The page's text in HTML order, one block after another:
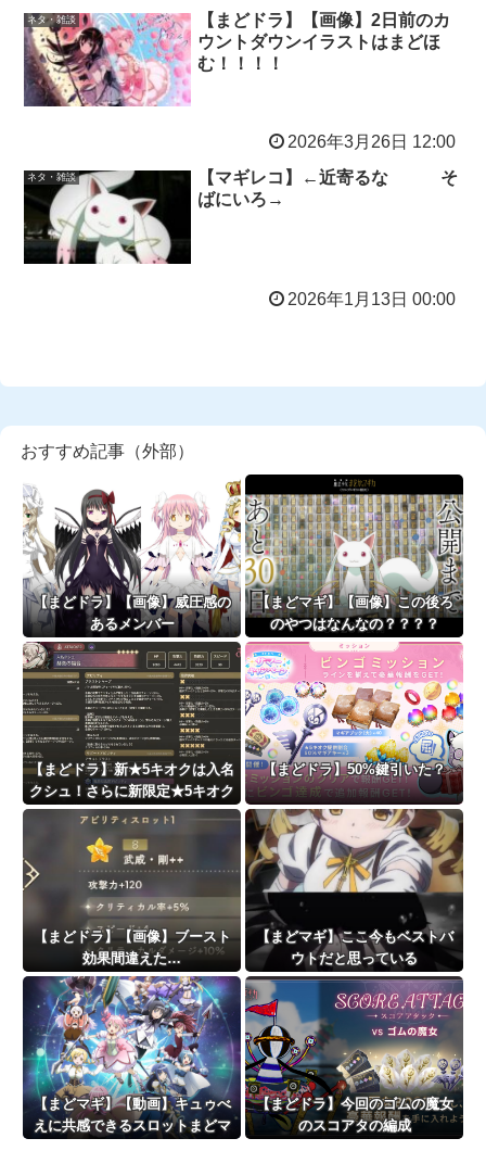
ネタ・雑談
【まどドラ】【画像】2日前のカ
ウントダウンイラストはまどほ
む！！！！
2026年3月26日 12:00
ネタ・雑談
【マギレコ】←近寄るな そ
ばにいろ→
2026年1月13日 00:00
おすすめ記事（外部）
【まどドラ】【画像】威圧感の
あるメンバー
【まどマギ】【画像】この後ろ
のやつはなんなの？？？？
【まどドラ】新★5キオクは入名
クシュ！さらに新限定★5キオク
に叛逆マミ＆さやか！！！！
【まどドラ】50%鍵引いた？
【まどドラ】【画像】ブースト
効果間違えた…
【まどマギ】ここ今もベストバ
ウトだと思っている
【まどマギ】【動画】キュゥべ
えに共感できるスロットまどマ
【まどドラ】今回のゴムの魔女
のスコアタの編成